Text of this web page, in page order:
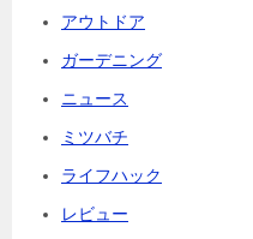
アウトドア
ガーデニング
ニュース
ミツバチ
ライフハック
レビュー